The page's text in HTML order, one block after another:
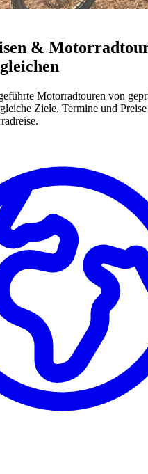
&
Motorradtouren von
Ziele, Termine und